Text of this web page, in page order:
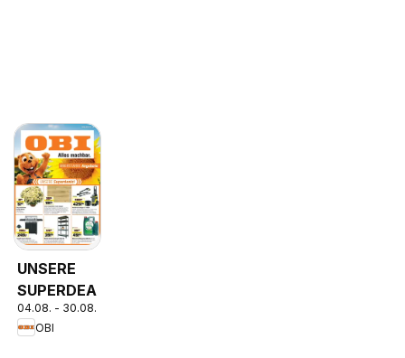
UNSERE
SUPERDEALS!
04.08. - 30.08.2026
OBI